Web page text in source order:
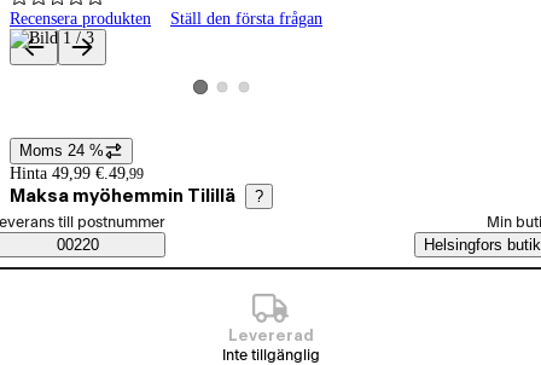
Recensera produkten Ställ den första frågan
Produktbilder och videor
Visa produktbild 1
Visa produktbild 2
Visa produktbild 3
Prisinformation
Moms 24 %
Hinta 49,99 €. 49,99
Maksa myöhemmin Tilillä ?
Saatavuustiedot
beställningssätt
till postnummer
00220
Min
Helsingfors butik
Levererad
Inte tillgänglig